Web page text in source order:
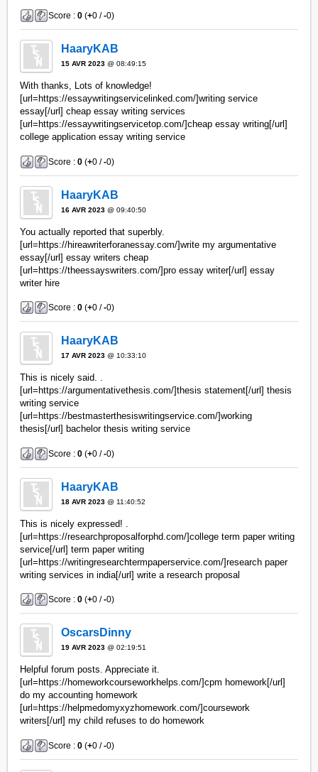
Score :0 (+0 /-0)
HaaryKAB
15 AVR 2023 @ 08:49:15
With thanks, Lots of knowledge!
[url=https://essaywritingservicelinked.com/]writing service
essay[/url] cheap essay writing services
[url=https://essaywritingservicetop.com/]cheap essay writing[/url]
college application essay writing service
Score :0 (+0 /-0)
HaaryKAB
16 AVR 2023 @ 09:40:50
You actually reported that superbly.
[url=https://hireawriterforanessay.com/]write my argumentative
essay[/url] essay writers cheap
[url=https://theessayswriters.com/]pro essay writer[/url] essay
writer hire
Score :0 (+0 /-0)
HaaryKAB
17 AVR 2023 @ 10:33:10
This is nicely said. .
[url=https://argumentativethesis.com/]thesis statement[/url] thesis
writing service
[url=https://bestmasterthesiswritingservice.com/]working
thesis[/url] bachelor thesis writing service
Score :0 (+0 /-0)
HaaryKAB
18 AVR 2023 @ 11:40:52
This is nicely expressed! .
[url=https://researchproposalforphd.com/]college term paper writing
service[/url] term paper writing
[url=https://writingresearchtermpaperservice.com/]research paper
writing services in india[/url] write a research proposal
Score :0 (+0 /-0)
OscarsDinny
19 AVR 2023 @ 02:19:51
Helpful forum posts. Appreciate it.
[url=https://homeworkcourseworkhelps.com/]cpm homework[/url]
do my accounting homework
[url=https://helpmedomyxyzhomework.com/]coursework
writers[/url] my child refuses to do homework
Score :0 (+0 /-0)